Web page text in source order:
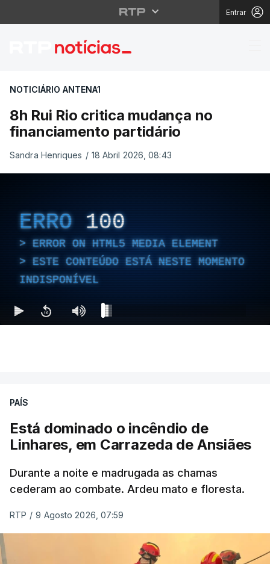
Entrar
8h Rui Rio critica
NOTICIÁRIO ANTENA1
8h Rui Rio critica mudança no
financiamento partidário
Sandra Henriques / 18 Abril 2026, 08:43
ERRO 100
ERROR ON HTML5 MEDIA ELEMENT
ESTE CONTEÚDO ESTÁ NESTE MOMENTO
INDISPONÍVEL
PAÍS
Está dominado o incêndio de
Linhares, em Carrazeda de Ansiães
Durante a noite e madrugada as chamas
cederam ao combate. Ardeu mato e floresta.
RTP / 9 Agosto 2026, 07:59